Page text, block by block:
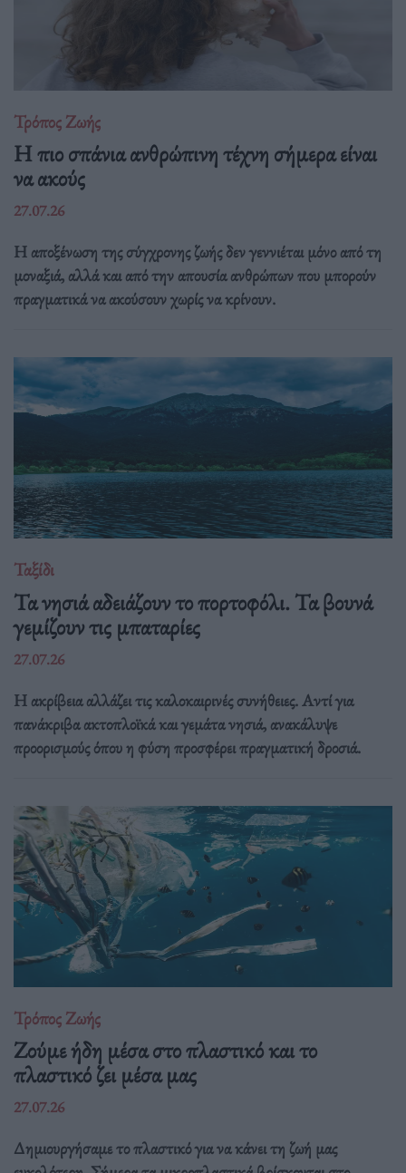
Τρόπος Ζωής
Η πιο σπάνια ανθρώπινη τέχνη σήμερα είναι
να ακούς
27.07.26
Η αποξένωση της σύγχρονης ζωής δεν γεννιέται μόνο από τη
μοναξιά, αλλά και από την απουσία ανθρώπων που μπορούν
πραγματικά να ακούσουν χωρίς να κρίνουν.
Ταξίδι
Τα νησιά αδειάζουν το πορτοφόλι. Τα βουνά
γεμίζουν τις μπαταρίες
27.07.26
Η ακρίβεια αλλάζει τις καλοκαιρινές συνήθειες. Αντί για
πανάκριβα ακτοπλοϊκά και γεμάτα νησιά, ανακάλυψε
προορισμούς όπου η φύση προσφέρει πραγματική δροσιά.
Τρόπος Ζωής
Ζούμε ήδη μέσα στο πλαστικό και το
πλαστικό ζει μέσα μας
27.07.26
Δημιουργήσαμε το πλαστικό για να κάνει τη ζωή μας